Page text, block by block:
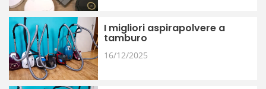
I migliori aspirapolvere a
tamburo
16/12/2025